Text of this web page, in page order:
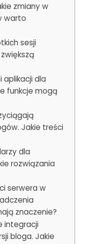
zmiany w
warto
sesji
aplikacji dla
funkcje mogą
Jakie treści
dla
rozwiązania
serwera w
znaczenie?
integracji
bloga. Jakie